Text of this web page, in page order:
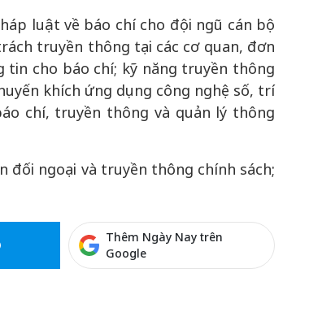
luật về báo chí cho đội ngũ cán bộ
truyền thông tại các cơ quan, đơn
tin cho báo chí; kỹ năng truyền thông
khích ứng dụng công nghệ số, trí
chí, truyền thông và quản lý thông
đối ngoại và truyền thông chính sách;
Thêm Ngày Nay trên
Google